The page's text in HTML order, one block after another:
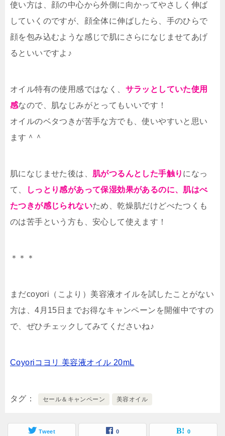
使い方は、顔の中心から外側に向かってやさしく伸ば
していくのですが、顔全体に伸ばしたら、手のひらで
顔を包み込むような感じで肌にさらになじませてあげ
るといいですよ♪
オイル特有の使用感ではなく、 サラッとしていた使用
感なので、肌なじみがとってもいいです！
オイルのベタつきが苦手な方でも、使いやすいと思い
ます＾＾
肌になじませた後は、 肌がつるんとした手触り になっ
て、
しっとり感があって保湿効果があるのに、肌はべ
たつきが感じられないため、乾燥肌だけどべたつくも
のは苦手という方も、安心して使えます！
＊＊＊
まだcoyori（こより）美容液オイルを試したことがない
方は、4月15日までお得なキャンペーンを開催中ですの
で、ぜひチェックしてみてくださいね♪
Coyoriコヨリ 美容液オイル 20mL
タグ セール＆キャンペーン 美容オイル
Tweet 0 0